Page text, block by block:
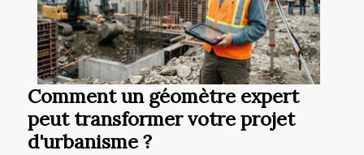
Comment un géomètre expert
peut transformer votre projet
d'urbanisme ?